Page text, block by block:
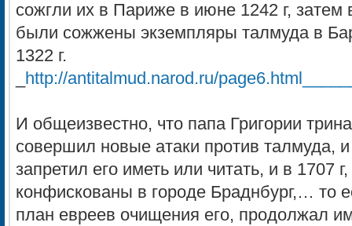
сожгли их в Париже в июне 1242 г, затем
были сожжены экземпляры талмуда в
1322 г.
http://antitalmud.narod.ru/
И общеизвестно, что папа Григории
совершил новые атаки против талмуда,
запретил его иметь или читать, и в 1707
конфискованы в городе Браднбург,… то
план евреев очищения его, продолжал